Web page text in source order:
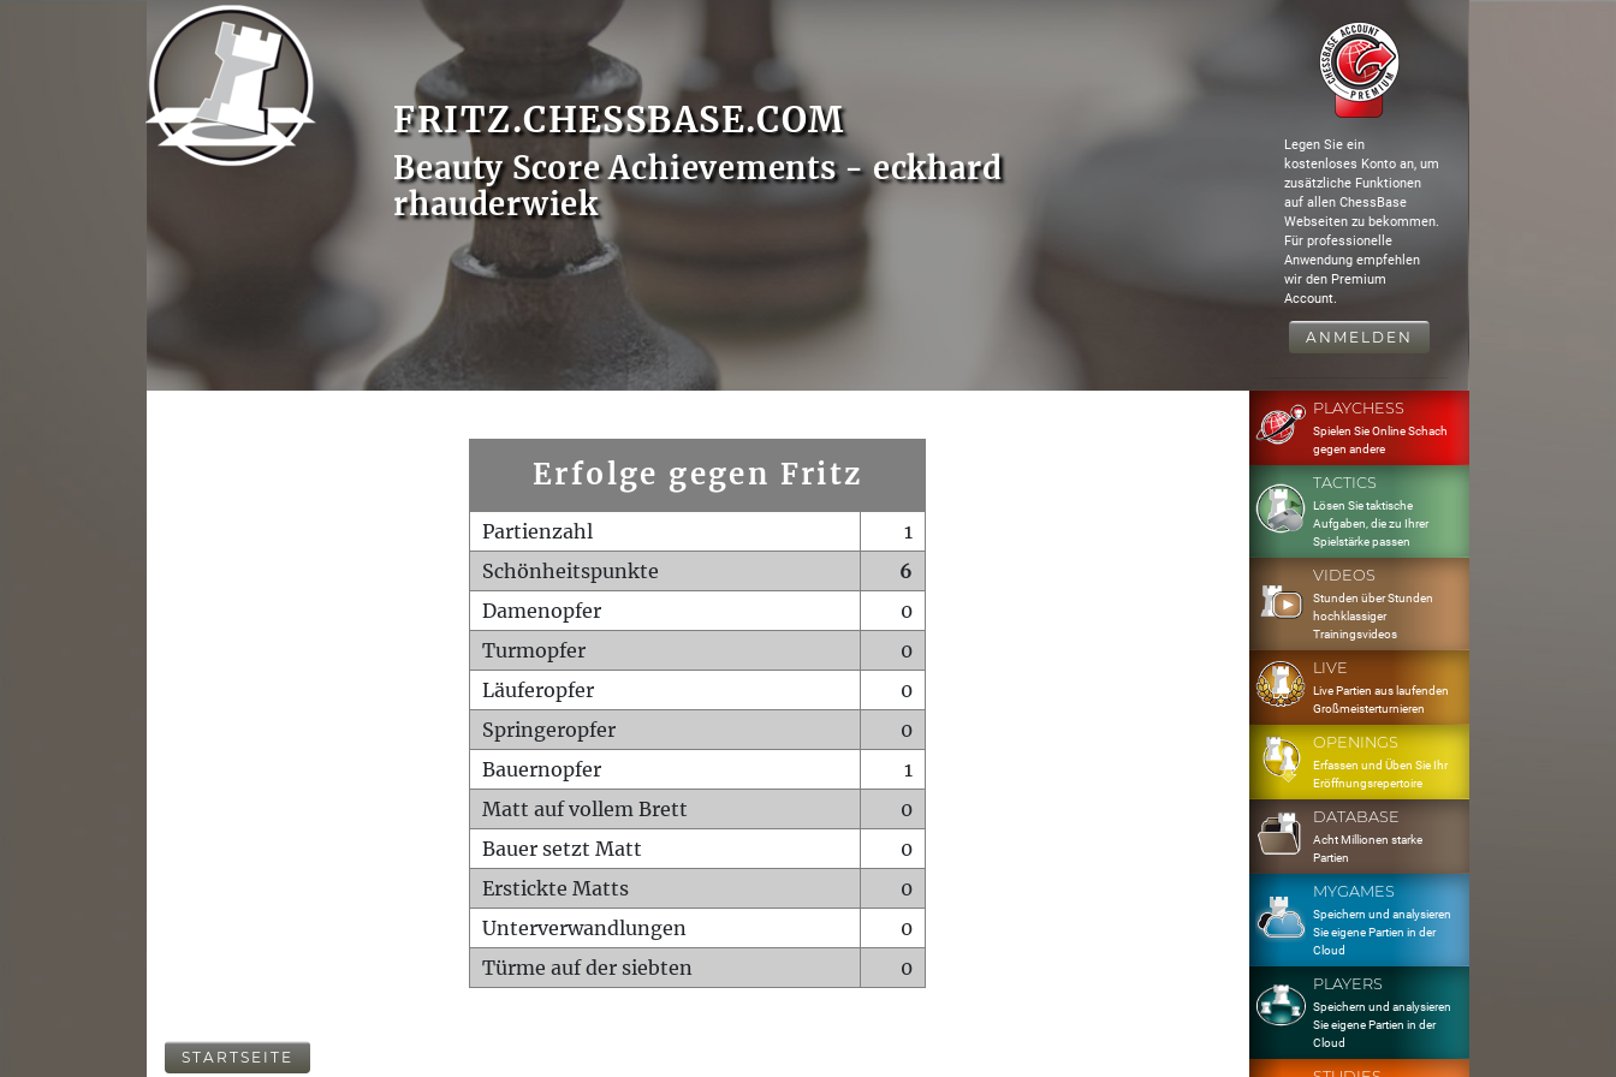
FRITZ.CHESSBASE.COM
Beauty Score Achievements - eckhard
rhauderwiek
Legen Sie ein
kostenloses Konto an, um
zusätzliche Funktionen
auf allen ChessBase
Webseiten zu bekommen.
Für professionelle
Anwendung empfehlen
wir den Premium
Account.
ANMELDEN
Erfolge gegen Fritz
Partienzahl
1
Schönheitspunkte
6
Damenopfer
0
Turmopfer
0
Läuferopfer
0
Springeropfer
0
Bauernopfer
1
Matt auf vollem Brett
0
Bauer setzt Matt
0
Erstickte Matts
0
Unterverwandlungen
0
Türme auf der siebten
0
STARTSEITE
PLAYCHESS
Spielen Sie Online Schach
gegen andere
TACTICS
Lösen Sie taktische
Aufgaben, die zu Ihrer
Spielstärke passen
VIDEOS
Stunden über Stunden
hochklassiger
Trainingsvideos
LIVE
Live Partien aus laufenden
Großmeisterturnieren
OPENINGS
Erfassen und Üben Sie Ihr
Eröffnungsrepertoire
DATABASE
Acht Millionen starke
Partien
MYGAMES
Speichern und analysieren
Sie eigene Partien in der
Cloud
PLAYERS
Speichern und analysieren
Sie eigene Partien in der
Cloud